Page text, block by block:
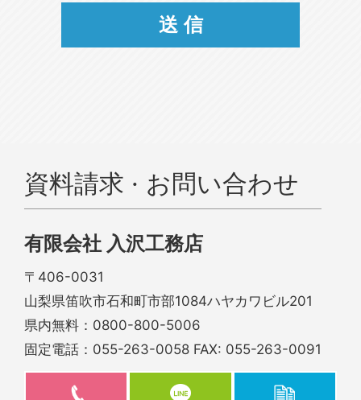
資料請求 · お問い合わせ
有限会社 入沢工務店
〒406-0031
山梨県笛吹市石和町市部1084ハヤカワビル201
県内無料： 0800-800-5006
固定電話： 055-263-0058 FAX: 055-263-0091